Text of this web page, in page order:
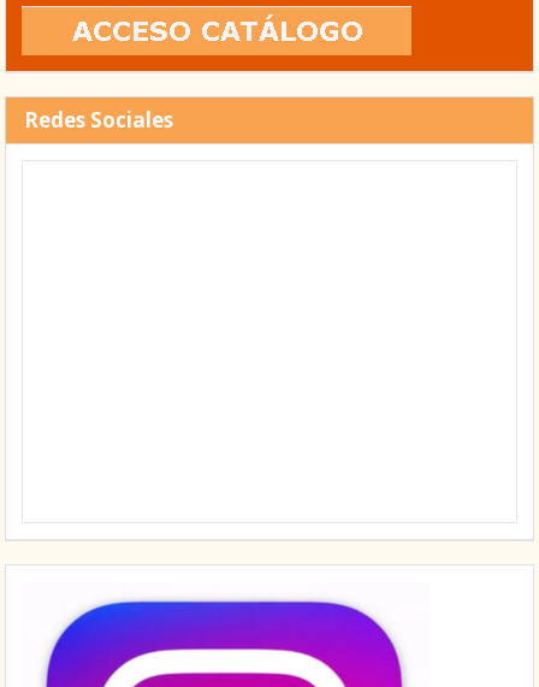
Redes Sociales